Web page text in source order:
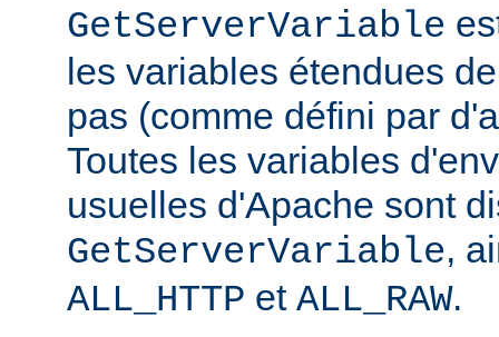
GetServerVariable
les variables étendues
pas (comme défini par
Toutes les variables
usuelles d'Apache sont
GetServerVariable,
ALL_HTTP et ALL_RAW.